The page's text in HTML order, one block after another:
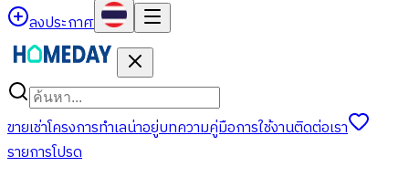
ลงประกาศ
ขายเช่าโครงการทำเลน่าอยู่บทความคู่มือการใช้งานติดต่อเรา
รายการโปรด